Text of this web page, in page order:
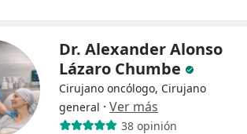
Dr. Alexander Alonso
Lázaro Chumbe
Cirujano oncólogo, Cirujano
general · Ver más
38 opinión